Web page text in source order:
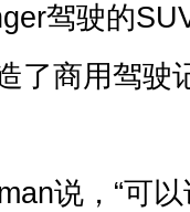
驾驶的
了商用驾驶
说，“可